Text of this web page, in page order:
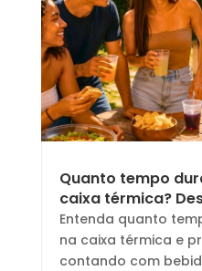
Quanto tempo
caixa térmica?
Entenda quanto
na caixa térmica e
contando com